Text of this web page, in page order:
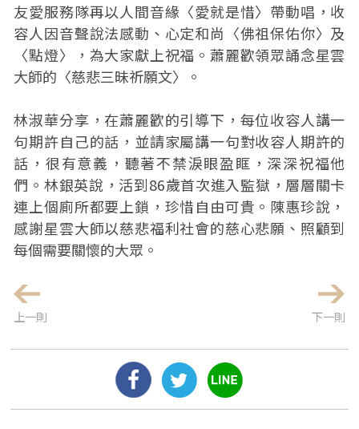
友愛服務隊再以人間音緣〈愛就是惜〉帶動唱，收
容人因音聲說法感動、心定和尚〈佛祖保佑你〉及
〈點燈〉，為大家獻上祝福。蕭麗歡領眾誦念星雲
大師的〈慈悲三昧祈願文〉。
林淑華分享，在蕭麗歡的引導下，每位收容人講一
句期許自己的話，並請家屬講一句對收容人期許的
話，很有意義，聽著不禁淚眼盈眶，深深祝福他
們。林銀英說，活到86歲首次進入監獄，層層關卡
連上個廁所都要上鎖，珍惜自由可貴。陳惠珍說，
感謝星雲大師以慈悲福利社會的慈心悲願、照顧到
每個需要關懷的大眾。
上一則 下一則